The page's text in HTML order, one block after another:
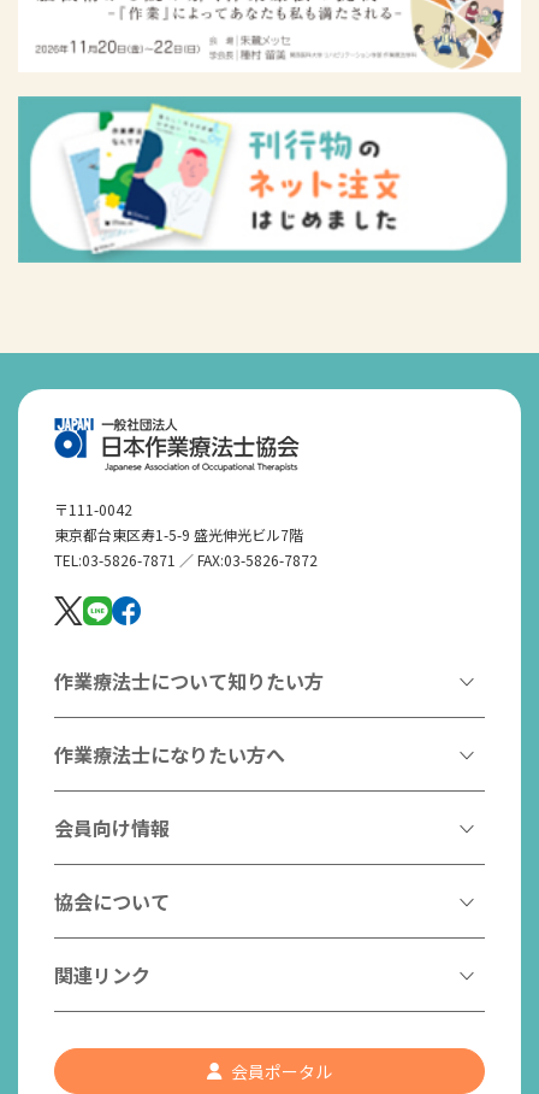
〒111-0042
東京都台東区寿1-5-9 盛光伸光ビル7階
TEL:03-5826-7871 ／ FAX:03-5826-7872
作業療法士について知りたい方
作業療法とは
作業療法士とは
はたらく作業療法士
作業療法士の支援を受ける
チームの中で活躍する作業療法士
認知症の方への作業療法
作業療法士になりたい方へ
作業療法士になるには
作業療法士として活躍する先輩
こんなところで活躍！作業療法士
入会案内
会員向け情報
協会からのお知らせ
研修会一覧
日本作業療法学会
協会について
会長挨拶
社員名簿
関連リンク
都道府県作業療法士会 会員ポータル